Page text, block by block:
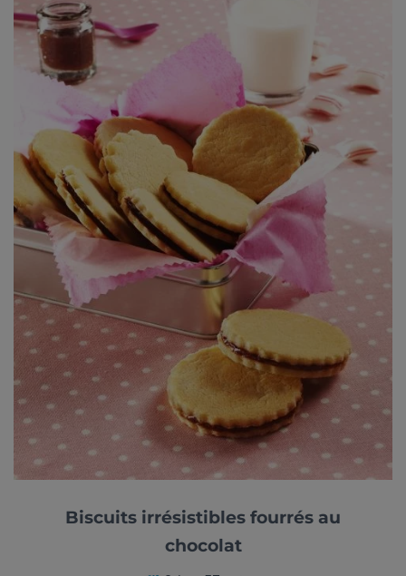
Biscuits irrésistibles fourrés au
chocolat